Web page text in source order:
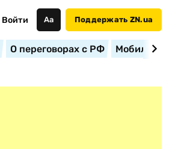
Войти Аа Поддержать ZN.ua
О переговорах с РФ